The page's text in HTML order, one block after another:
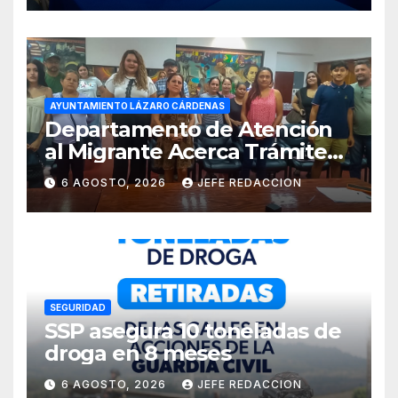
AYUNTAMIENTO LÁZARO CÁRDENAS
Departamento de Atención
al Migrante Acerca Trámite
de Pasaportes
Estadounidenses a
Residentes de Lázaro
Cárdenas
6 AGOSTO, 2026 JEFE REDACCION
SEGURIDAD
SSP asegura 10 toneladas de
droga en 8 meses
6 AGOSTO, 2026 JEFE REDACCION